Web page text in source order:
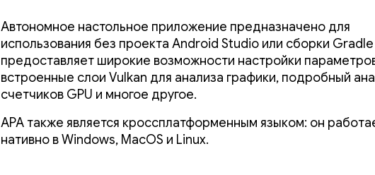
Автономное настольное приложение предназначено для
использования без проекта Android Studio или сборки
предоставляет широкие возможности настройки
встроенные слои Vulkan для анализа графики, подробный
счетчиков GPU и многое другое.
APA также является кроссплатформенным языком: он
нативно в Windows, MacOS и Linux.